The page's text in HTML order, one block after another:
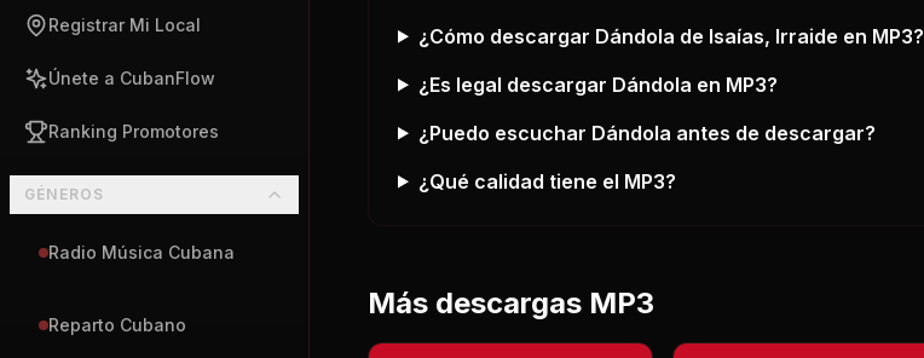
Registrar Mi Local
Únete a CubanFlow
Ranking Promotores
GÉNEROS
Radio Música Cubana
Reparto Cubano
¿Cómo descargar Dándola de Isaías, Irraide en MP3?
¿Es legal descargar Dándola en MP3?
¿Puedo escuchar Dándola antes de descargar?
¿Qué calidad tiene el MP3?
Más descargas MP3